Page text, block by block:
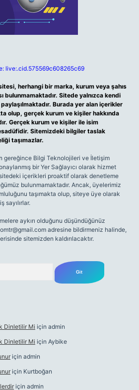
live:.cid.575569c608265c69
herhangi bir marka, kurum veya şahıs
bulunmamaktadır. Sitede yalnızca kendi
paylaşılmaktadır. Burada yer alan içerikler
olup, gerçek kurum ve kişiler hakkında
Gerçek kurum ve kişiler ile isim
Sitemizdeki bilgiler taslak
taşımazlar.
gereğince Bilgi Teknolojileri ve İletişim
bir Yer Sağlayıcı olarak hizmet
içerikleri proaktif olarak denetleme
bulunmamaktadır. Ancak, üyelerimiz
taşımakta olup, siteye üye olarak
sayılırlar.
aykırı olduğunu düşündüğünüz
adresine bildirmeniz halinde,
sitemizden kaldırılacaktır.
Dinletilir Mi için admin
Dinletilir Mi için Aybike
için admin
için Kurtboğan
için admin